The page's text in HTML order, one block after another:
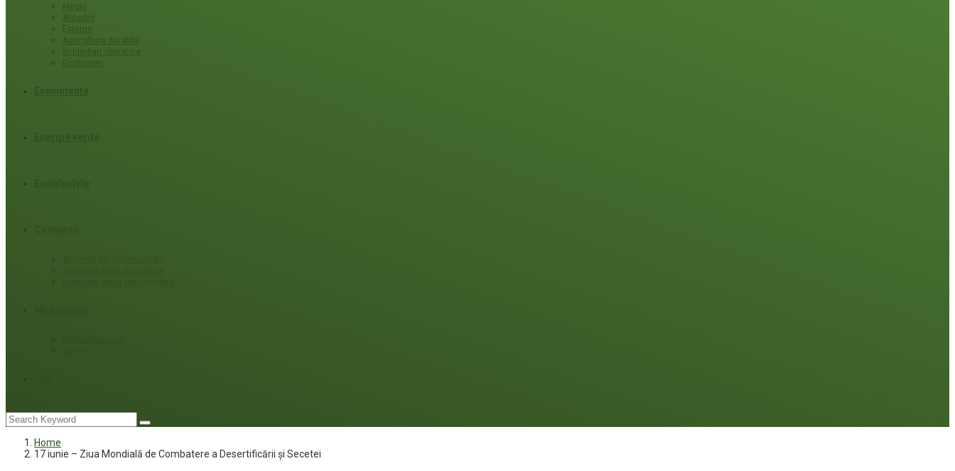
Mediu
Atitudini
Externe
Agricultura durabila
Schimbari climatice
Ecoturism
Home
17 iunie – Ziua Mondială de Combatere a Desertificării și Secetei